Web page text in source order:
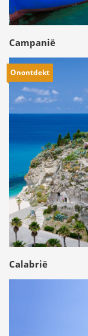
Campanië
Onontdekt
Calabrië